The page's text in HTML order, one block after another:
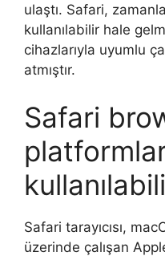
ulaştı. Safari,
kullanılabilir hale
cihazlarıyla uyumlu
atmıştır.
Safari
Safari tarayıcısı,
üzerinde çalışan